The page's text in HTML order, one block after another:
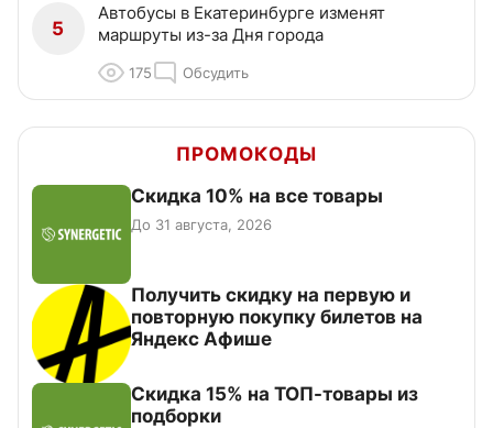
5
Автобусы в Екатеринбурге изменят
маршруты из-за Дня города
175 Обсудить
ПРОМОКОДЫ
Скидка 10% на все товары
До 31 августа, 2026
Получить скидку на первую и
повторную покупку билетов на
Яндекс Афише
Скидка 15% на ТОП-товары из
подборки